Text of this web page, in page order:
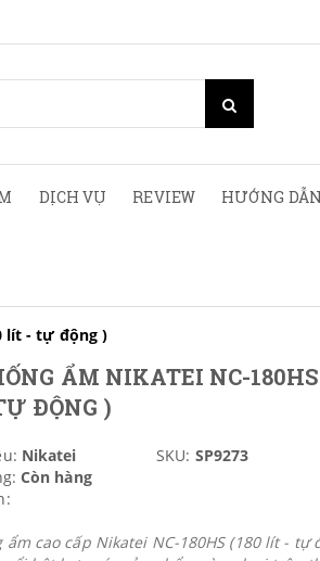
DỊCH VỤ REVIEW HƯỚNG
lít - tự động )
ẨM NIKATEI NC-
ĐỘNG )
Nikatei SKU: SP9273
Còn hàng
ẩm cao cấp Nikatei NC-180HS (180 lít - tự